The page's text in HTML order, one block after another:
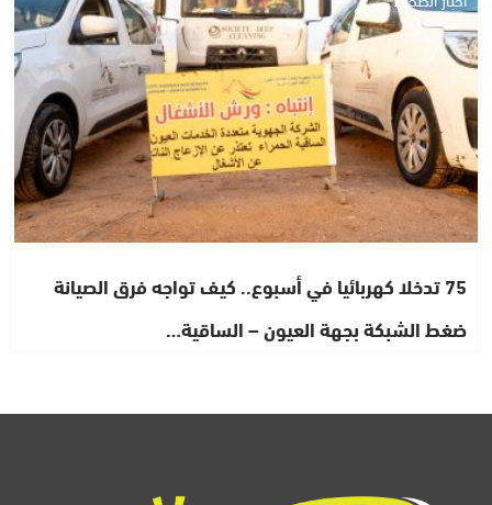
75 تدخلا كهربائيا في أسبوع.. كيف تواجه فرق الصيانة
ضغط الشبكة بجهة العيون – الساقية…